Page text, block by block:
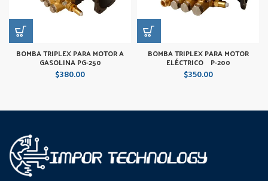
BOMBA TRIPLEX PARA MOTOR A
GASOLINA PG-250
$380.00
BOMBA TRIPLEX PARA MOTOR
ELÉCTRICO P-200
$350.00